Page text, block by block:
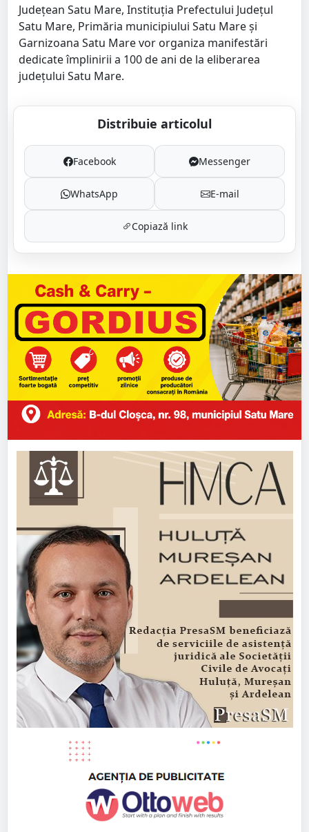
Județean Satu Mare, Instituția Prefectului Judeţul
Satu Mare, Primăria municipiului Satu Mare şi
Garnizoana Satu Mare vor organiza manifestări
dedicate împlinirii a 100 de ani de la eliberarea
județului Satu Mare.
Distribuie articolul
Facebook Messenger
WhatsApp E-mail
Copiază link